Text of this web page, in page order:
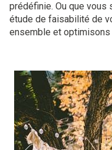
prédéfinie. Ou que vous
étude de faisabilité de
ensemble et optimisons